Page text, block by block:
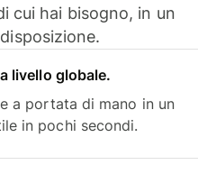
cui hai bisogno, in un
livello globale.
a portata di mano in un
in pochi secondi.